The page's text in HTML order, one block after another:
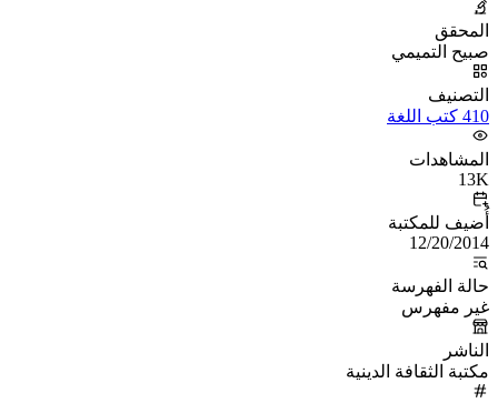
المحقق
صبيح التميمي
التصنيف
410 كتب اللغة
المشاهدات
13K
أُضيف للمكتبة
12/20/2014
حالة الفهرسة
غير مفهرس
الناشر
مكتبة الثقافة الدينية